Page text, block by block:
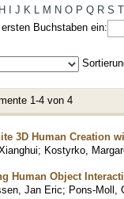
H J K L M N O P Q R S T
Buchstaben ein:
1-4 von 4
3D Human Creation
; Kostyrko,
Human Object
Jan Eric; Pons-Moll,